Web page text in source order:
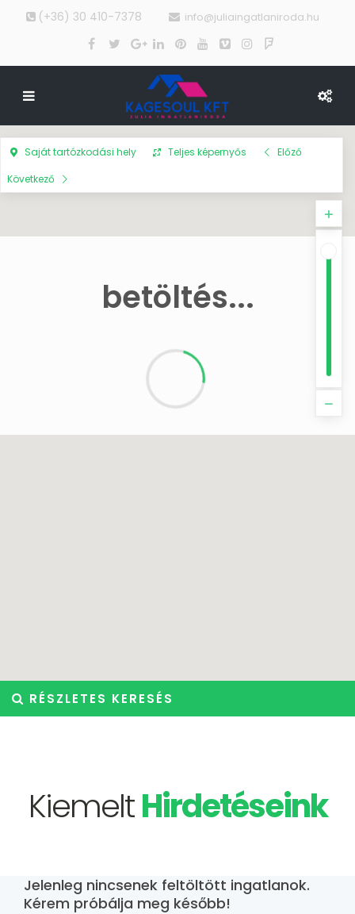
(+36) 30 410-7378 info@juliaingatlaniroda.hu
betöltés...
Saját tartózkodási hely Teljes képernyős
Előző
Következő
RÉSZLETES KERESÉS
KiemeltHirdetéseink
Jelenleg nincsenek feltöltött ingatlanok.
Kérem próbálja meg később!